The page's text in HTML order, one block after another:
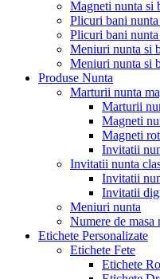
Magneti nunta si
Plicuri bani
Plicuri bani
Meniuri nunta si
Meniuri nunta si
Produse Nunta
Marturii nunta
Marturii
Magneti
Magneti
Invitatii
Invitatii nunta
Invitatii
Invitatii
Meniuri nunta
Numere de masa
Etichete Personalizate
Etichete Fete
Etichete